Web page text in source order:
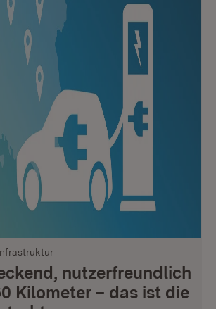
nutzerfreundlich
Kilometer – das ist die